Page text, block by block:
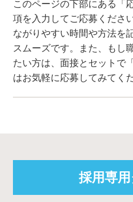
このページの下部にある「
項を入力してご応募くださ
ながりやすい時間や方法を
スムーズです。また、もし
たい方は、面接とセットで
はお気軽に応募してみてく
採用専